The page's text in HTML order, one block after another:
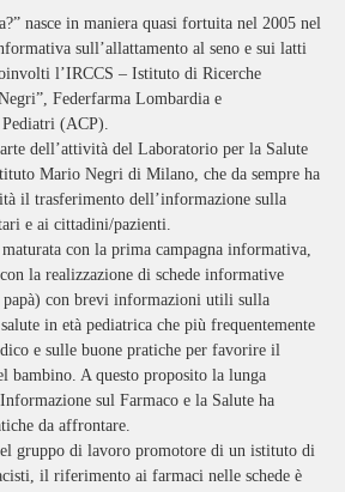
nasce in maniera quasi fortuita nel 2005 nel
sull’allattamento al seno e sui latti
l’IRCCS – Istituto di Ricerche
Federfarma Lombardia e
(ACP).
dell’attività del Laboratorio per la Salute
Mario Negri di Milano, che da sempre ha
il trasferimento dell’informazione sulla
e ai cittadini/pazienti.
con la prima campagna informativa,
la realizzazione di schede informative
con brevi informazioni utili sulla
in età pediatrica che più frequentemente
e sulle buone pratiche per favorire il
bambino. A questo proposito la lunga
sul Farmaco e la Salute ha
da affrontare.
gruppo di lavoro promotore di un istituto di
il riferimento ai farmaci nelle schede è